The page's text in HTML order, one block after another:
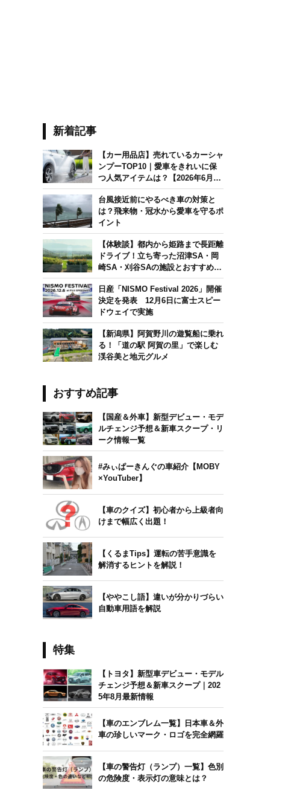
新着記事
【カー用品店】売れているカーシャ
ンプーTOP10｜愛車をきれいに保
つ人気アイテムは？【2026年6月
版】
台風接近前にやるべき車の対策と
は？飛来物・冠水から愛車を守るポ
イント
【体験談】都内から姫路まで長距離
ドライブ！立ち寄った沼津SA・岡
崎SA・刈谷SAの施設とおすすめグ
ルメを紹介
日産「NISMO Festival 2026」開催
決定を発表 12月6日に富士スピー
ドウェイで実施
【新潟県】阿賀野川の遊覧船に乗れ
る！「道の駅 阿賀の里」で楽しむ
渓谷美と地元グルメ
おすすめ記事
【国産＆外車】新型デビュー・モデ
ルチェンジ予想＆新車スクープ・リ
ーク情報一覧
#みぃぱーきんぐの車紹介【MOBY
×YouTuber】
【車のクイズ】初心者から上級者向
けまで幅広く出題！
【くるまTips】運転の苦手意識を
解消するヒントを解説！
【ややこし語】違いが分かりづらい
自動車用語を解説
特集
【トヨタ】新型車デビュー・モデル
チェンジ予想＆新車スクープ｜202
5年8月最新情報
【車のエンブレム一覧】日本車＆外
車の珍しいマーク・ロゴを完全網羅
【車の警告灯（ランプ）一覧】色別
の危険度・表示灯の意味とは？